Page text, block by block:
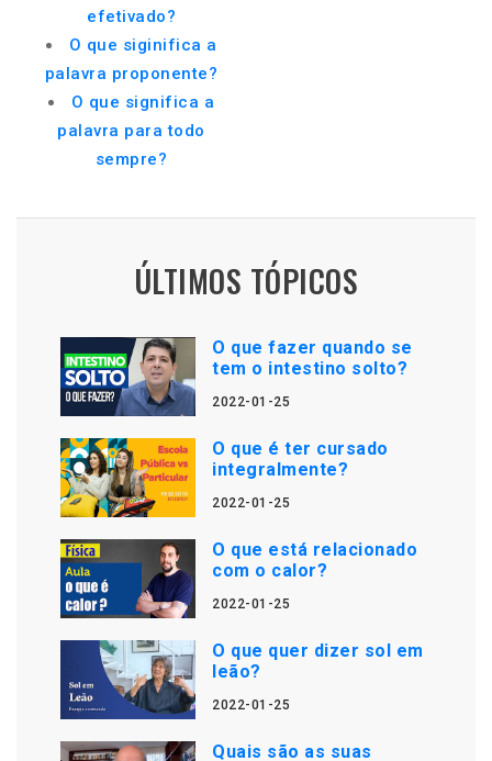
efetivado?
O que siginifica a
palavra proponente?
O que significa a
palavra para todo
sempre?
ÚLTIMOS TÓPICOS
O que fazer quando se
tem o intestino solto?
2022-01-25
O que é ter cursado
integralmente?
2022-01-25
O que está relacionado
com o calor?
2022-01-25
O que quer dizer sol em
leão?
2022-01-25
Quais são as suas